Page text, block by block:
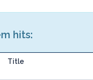
hits:
Title